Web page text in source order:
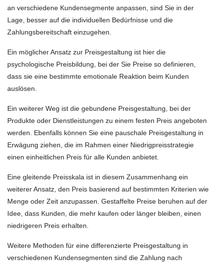
an verschiedene Kundensegmente anpassen, sind Sie in der
Lage, besser auf die individuellen Bedürfnisse und die
Zahlungsbereitschaft einzugehen.
Ein möglicher Ansatz zur Preisgestaltung ist hier die
psychologische Preisbildung, bei der Sie Preise so definieren,
dass sie eine bestimmte emotionale Reaktion beim Kunden
auslösen.
Ein weiterer Weg ist die gebundene Preisgestaltung, bei der
Produkte oder Dienstleistungen zu einem festen Preis angeboten
werden. Ebenfalls können Sie eine pauschale Preisgestaltung in
Erwägung ziehen, die im Rahmen einer Niedrigpreisstrategie
einen einheitlichen Preis für alle Kunden anbietet.
Eine gleitende Preisskala ist in diesem Zusammenhang ein
weiterer Ansatz, den Preis basierend auf bestimmten Kriterien wie
Menge oder Zeit anzupassen. Gestaffelte Preise beruhen auf der
Idee, dass Kunden, die mehr kaufen oder länger bleiben, einen
niedrigeren Preis erhalten.
Weitere Methoden für eine differenzierte Preisgestaltung in
verschiedenen Kundensegmenten sind die Zahlung nach